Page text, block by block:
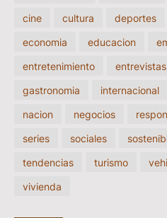
cine
cultura deportes
economia
educacion
entretenimiento
entrevistas
gastronomia
internacional
nacion
negocios
series
sociales
tendencias
turismo
vivienda